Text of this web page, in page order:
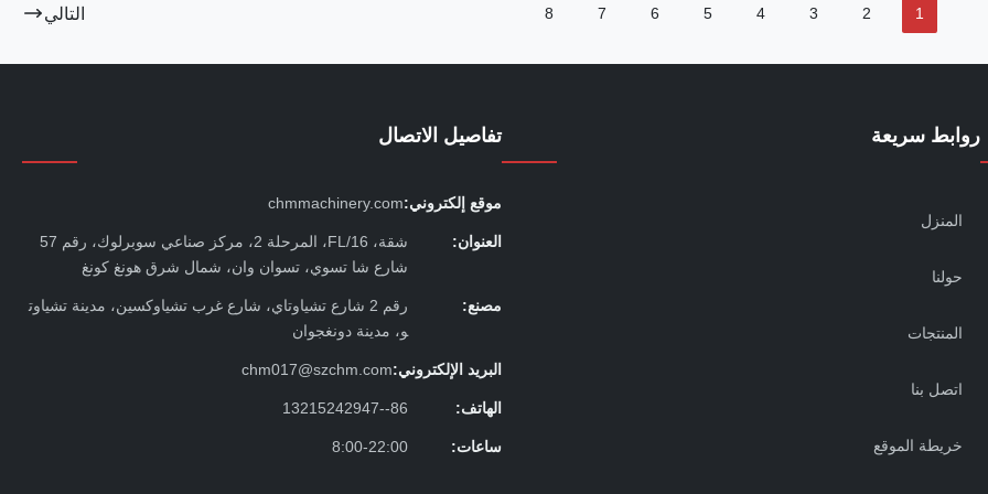
1
2
3
4
5
6
7
8 التالي
روابط سريعة
المنزل
حولنا
المنتجات
اتصل بنا
خريطة الموقع
تفاصيل الاتصال
موقع إلكتروني:chmmachinery.com
العنوان:
شقة، 16/FL، المرحلة 2، مركز صناعي سوبرلوك، رقم 57
شارع شا تسوي، تسوان وان، شمال شرق هونغ كونغ
مصنع:
رقم 2 شارع تشياوتاي، شارع غرب تشياوكسين، مدينة تشياوت
و، مدينة دونغجوان
البريد الإلكتروني:chm017@szchm.com
الهاتف: 86--13215242947
ساعات: 8:00-22:00